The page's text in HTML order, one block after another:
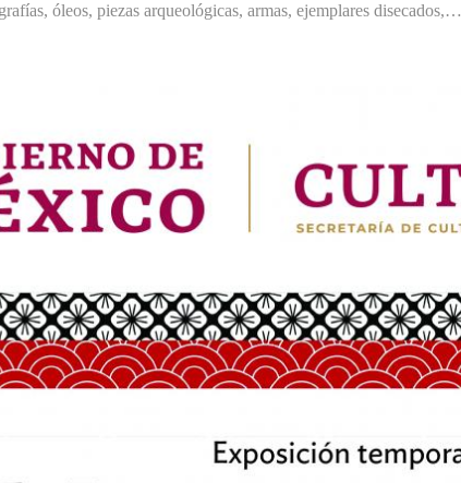
óleos, piezas arqueológicas, armas, ejemplares disecados,…